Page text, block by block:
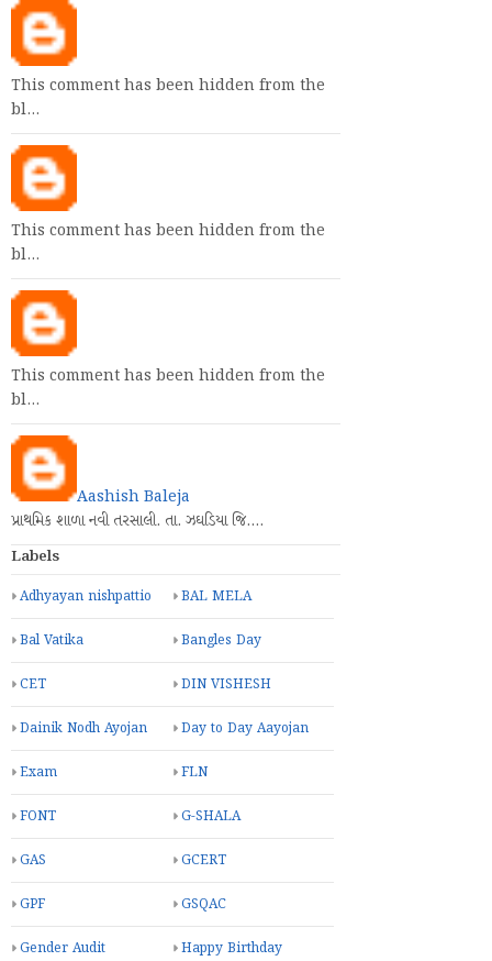
This comment has been hidden from the
bl…
This comment has been hidden from the
bl…
This comment has been hidden from the
bl…
Aashish Baleja
પ્રાથમિક શાળા નવી તરસાલી. તા. ઝઘડિયા જિ.…
Labels
Adhyayan nishpattio BAL MELA
Bal Vatika Bangles Day
CET DIN VISHESH
Dainik Nodh Ayojan Day to Day Aayojan
Exam FLN
FONT G-SHALA
GAS GCERT
GPF GSQAC
Gender Audit Happy Birthday